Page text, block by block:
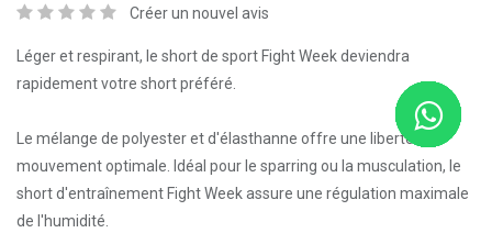
Créer un nouvel avis
Léger et respirant, le short de sport Fight Week deviendra
rapidement votre short préféré.
Le mélange de polyester et d'élasthanne offre une liberté de
mouvement optimale. Idéal pour le sparring ou la musculation, le
short d'entraînement Fight Week assure une régulation maximale
de l'humidité.